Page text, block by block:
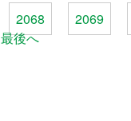
2068
2069
最後へ